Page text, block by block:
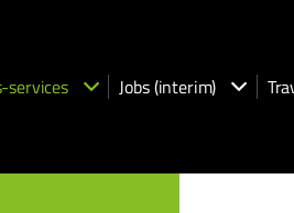
services Jobs (interim)